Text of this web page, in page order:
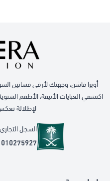
أوبرا فاشن، وجهتك لأرقى فساتين
اكتشفي العبايات الأنيقة، الأطقم
لإطلالة
السجل التجاري